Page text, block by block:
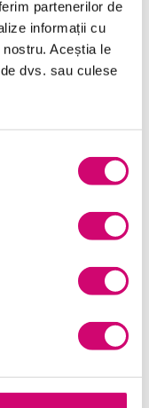
partenerilor de
informații cu
Aceștia le
dvs. sau culese